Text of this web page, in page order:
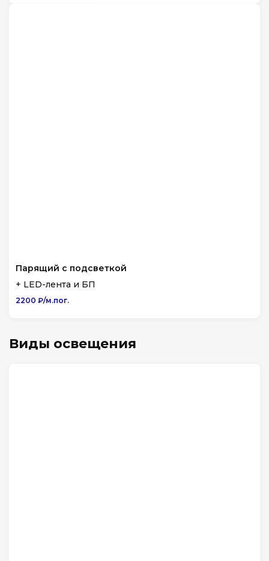
Парящий с подсветкой
+ LED-лента и БП
2200 ₽/м.пог.
Виды освещения